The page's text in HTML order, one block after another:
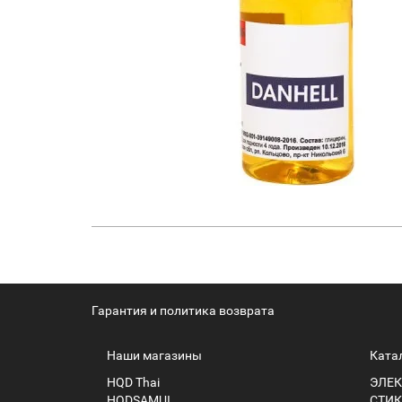
Гарантия и политика возврата
Наши магазины
HQD Thai